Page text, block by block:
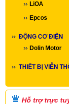
LiOA
Epcos
ĐỘNG CƠ ĐIỆN
Dolin Motor
THIẾT BỊ VIỄN
Hỗ trợ trực